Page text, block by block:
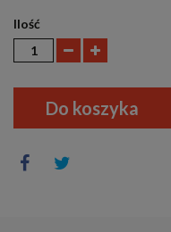
Ilość
Do koszyka